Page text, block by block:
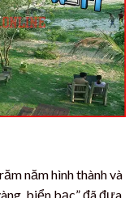
năm hình thành và
biển bạc” đã đưa